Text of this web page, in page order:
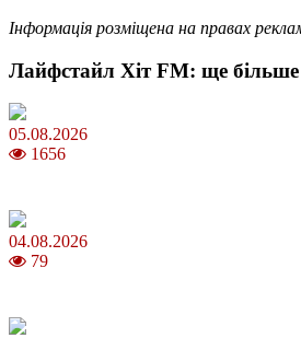
Інформація розміщена на правах
Лайфстайл Хіт FM: ще більше
05.08.2026
1656
04.08.2026
79